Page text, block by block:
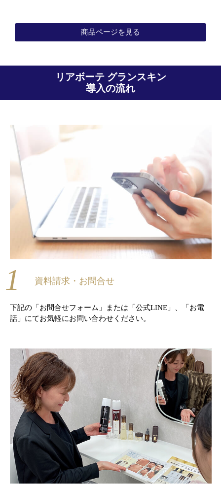
商品ページを見る
リアボーテ グランスキン
導入の流れ
1 資料請求・お問合せ
下記の「お問合せフォーム」または「公式LINE」、「お電
話」にてお気軽にお問い合わせください。